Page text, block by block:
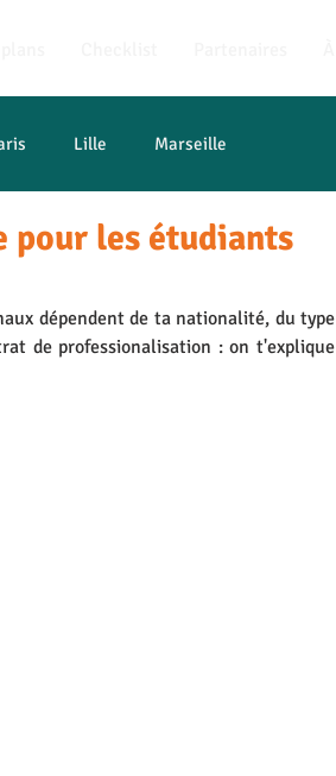
Lille Marseille
pour les étudiants
dépendent de ta nationalité, du type
de professionalisation : on t'explique